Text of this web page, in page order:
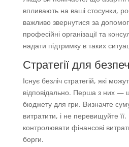
впливають на ваші стосунки,
важливо звернутися за
професійні організації та
надати підтримку в таких
Стратегії для
Існує безліч стратегій, які
відповідально. Перша з них —
бюджету для гри. Визначте
витратити, і не перевищуйте
контролювати фінансові
борги.